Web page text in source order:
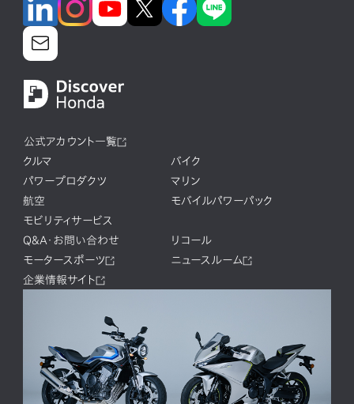
公式アカウント一覧
クルマ
バイク
パワープロダクツ
マリン
航空
モバイルパワーパック
モビリティサービス
Q&A・お問い合わせ
リコール
モータースポーツ
ニュースルーム
企業情報サイト